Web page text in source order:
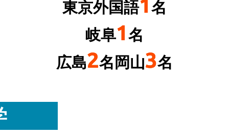
東京外国語1 名
岐阜1 名
広島2名 岡山3名